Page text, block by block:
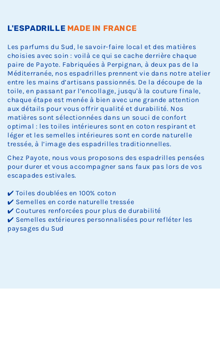
L'ESPADRILLE MADE IN FRANCE
Les parfums du Sud, le savoir-faire local et des matières
choisies avec soin : voilà ce qui se cache derrière chaque
paire de Payote. Fabriquées à Perpignan, à deux pas de la
Méditerranée, nos espadrilles prennent vie dans notre atelier
entre les mains d’artisans passionnés. De la découpe de la
toile, en passant par l’encollage, jusqu'à la couture finale,
chaque étape est menée à bien avec une grande attention
aux détails pour vous offrir qualité et durabilité. Nos
matières sont sélectionnées dans un souci de confort
optimal : les toiles intérieures sont en coton respirant et
léger et les semelles intérieures sont en corde naturelle
tressée, à l’image des espadrilles traditionnelles.
Chez Payote, nous vous proposons des espadrilles pensées
pour durer et vous accompagner sans faux pas lors de vos
escapades estivales.
✔️ Toiles doublées en 100% coton
✔️ Semelles en corde naturelle tressée
✔️ Coutures renforcées pour plus de durabilité
✔️ Semelles extérieures personnalisées pour refléter les
paysages du Sud